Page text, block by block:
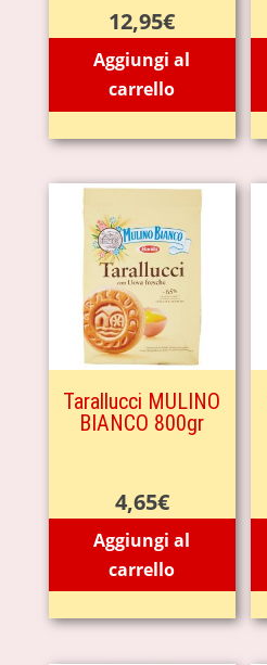
12,95€
Aggiungi al
carrello
Tarallucci MULINO
BIANCO 800gr
4,65€
Aggiungi al
carrello